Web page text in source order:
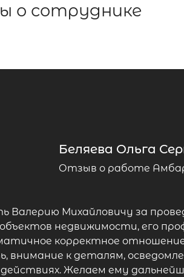
о сотруднике
Беляева Ольга
Отзыв о работе
Валерию Михайловичу за
недвижимости, его
корректное
внимание к деталям,
Желаем ему